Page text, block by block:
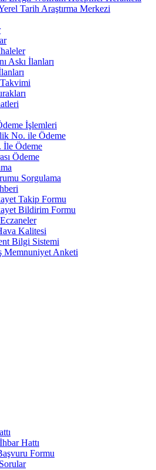
Tarih Araştırma Merkezi
Askı İlanları
İşlemleri
No. ile Ödeme
İle Ödeme
Ödeme
Sorgulama
Takip Formu
Bildirim Formu
Kalitesi
Bilgi Sistemi
Memnuniyet Anketi
Hattı
Formu